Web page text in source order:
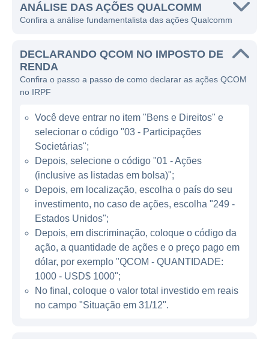
telefonia celular. Desde então, a Qualcomm
tem se posicionado como uma das líderes
móvel e tecnologias e soluções de
conectividade.
A Qualcomm é reconhecida por ser uma das
principais fornecedoras de chipsets para
dispositivos móveis, oferecendo soluções
que permitem a comunicação e
conectividade, não só em smartphones, mas
também em tablets, dispositivos de Internet
das Coisas (IoT) e automóveis. A sua linha
de produtos inclui processadores
Snapdragon, que equipam uma vasta gama
de dispositivos em todo o mundo,
proporcionando energia, desempenho e
capacidades de download e upload rápidas.
MODELOS DE NEGÓCIO DA QUALCOMM
ANÁLISE DAS AÇÕES QUALCOMM
Confira a análise fundamentalista das ações Qualcomm
DECLARANDO QCOM NO IMPOSTO DE
RENDA
Confira o passo a passo de como declarar as ações QCOM
no IRPF
Você deve entrar no item "Bens e Direitos" e
selecionar o código "03 - Participações
Societárias";
Depois, selecione o código "01 - Ações
(inclusive as listadas em bolsa)";
Depois, em localização, escolha o país do seu
investimento, no caso de ações, escolha "249 -
Estados Unidos";
Depois, em discriminação, coloque o código da
ação, a quantidade de ações e o preço pago em
dólar, por exemplo "QCOM - QUANTIDADE:
1000 - USD$ 1000";
No final, coloque o valor total investido em reais
no campo "Situação em 31/12".